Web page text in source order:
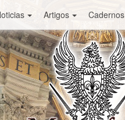
Artigos Cadernos